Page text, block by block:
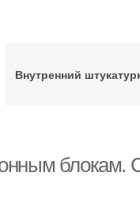
Внутренний
блокам.